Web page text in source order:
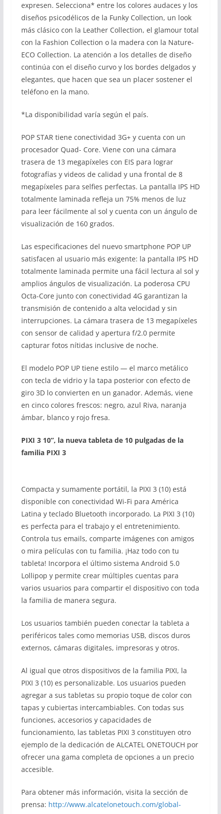
expresen. Selecciona* entre los colores audaces y los
diseños psicodélicos de la Funky Collection, un look
más clásico con la Leather Collection, el glamour total
con la Fashion Collection o la madera con la Nature-
ECO Collection. La atención a los detalles de diseño
continúa con el diseño curvo y los bordes delgados y
elegantes, que hacen que sea un placer sostener el
teléfono en la mano.
*La disponibilidad varía según el país.
POP STAR tiene conectividad 3G+ y cuenta con un
procesador Quad- Core. Viene con una cámara
trasera de 13 megapíxeles con EIS para lograr
fotografías y videos de calidad y una frontal de 8
megapíxeles para selfies perfectas. La pantalla IPS HD
totalmente laminada refleja un 75% menos de luz
para leer fácilmente al sol y cuenta con un ángulo de
visualización de 160 grados.
Las especificaciones del nuevo smartphone POP UP
satisfacen al usuario más exigente: la pantalla IPS HD
totalmente laminada permite una fácil lectura al sol y
amplios ángulos de visualización. La poderosa CPU
Octa-Core junto con conectividad 4G garantizan la
transmisión de contenido a alta velocidad y sin
interrupciones. La cámara trasera de 13 megapíxeles
con sensor de calidad y apertura f/2.0 permite
capturar fotos nítidas inclusive de noche.
El modelo POP UP tiene estilo — el marco metálico
con tecla de vidrio y la tapa posterior con efecto de
giro 3D lo convierten en un ganador. Además, viene
en cinco colores frescos: negro, azul Riva, naranja
ámbar, blanco y rojo fresa.
PIXI 3 10”, la nueva tableta de 10 pulgadas de la
familia PIXI 3
Compacta y sumamente portátil, la PIXI 3 (10) está
disponible con conectividad Wi-Fi para América
Latina y teclado Bluetooth incorporado. La PIXI 3 (10)
es perfecta para el trabajo y el entretenimiento.
Controla tus emails, comparte imágenes con amigos
o mira películas con tu familia. ¡Haz todo con tu
tableta! Incorpora el último sistema Android 5.0
Lollipop y permite crear múltiples cuentas para
varios usuarios para compartir el dispositivo con toda
la familia de manera segura.
Los usuarios también pueden conectar la tableta a
periféricos tales como memorias USB, discos duros
externos, cámaras digitales, impresoras y otros.
Al igual que otros dispositivos de la familia PIXI, la
PIXI 3 (10) es personalizable. Los usuarios pueden
agregar a sus tabletas su propio toque de color con
tapas y cubiertas intercambiables. Con todas sus
funciones, accesorios y capacidades de
funcionamiento, las tabletas PIXI 3 constituyen otro
ejemplo de la dedicación de ALCATEL ONETOUCH por
ofrecer una gama completa de opciones a un precio
accesible.
Para obtener más información, visita la sección de
prensa: http://www.alcatelonetouch.com/global-